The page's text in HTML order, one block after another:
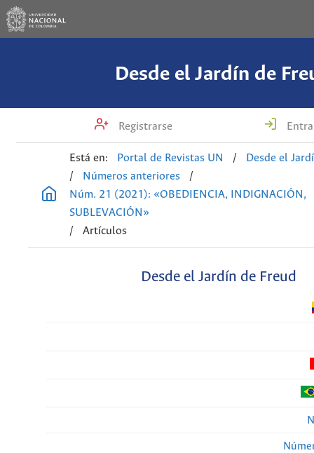
Desde el Jardín de
Registrarse
Está en: Portal de Revistas UN /
Desde el
/
Números anteriores
/
Núm. 21 (2021): «OBEDIENCIA, INDIGNACIÓN,
SUBLEVACIÓN»
/
Artículos
Desde el Jardín de Freud